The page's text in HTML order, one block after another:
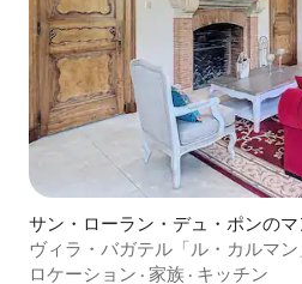
サン・ローラン・デュ・ポンのマ
ート
ヴィラ・バガテル「ル・カルマ
園
ロケーション · 家族 · キッチン